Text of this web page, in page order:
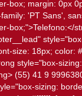
box; margin: 0px
'PT Sans',
box;">Telefono:</
size: 18px; color:
style="box-
(55) 41 9
sizing: